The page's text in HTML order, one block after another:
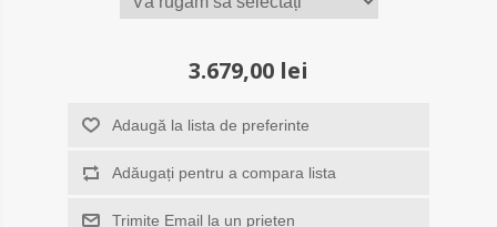
3.679,00 lei
Adaugă la lista de preferinte
Adăugați pentru a compara lista
Trimite Email la un prieten